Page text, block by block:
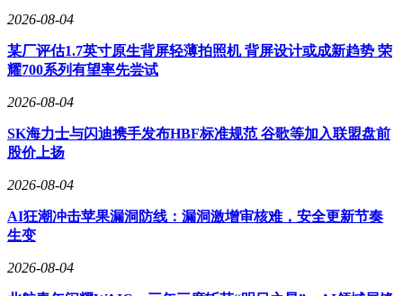
2026-08-04
某厂评估1.7英寸原生背屏轻薄拍照机 背屏设计或成新趋势 荣
耀700系列有望率先尝试
2026-08-04
SK海力士与闪迪携手发布HBF标准规范 谷歌等加入联盟盘前
股价上扬
2026-08-04
AI狂潮冲击苹果漏洞防线：漏洞激增审核难，安全更新节奏
生变
2026-08-04